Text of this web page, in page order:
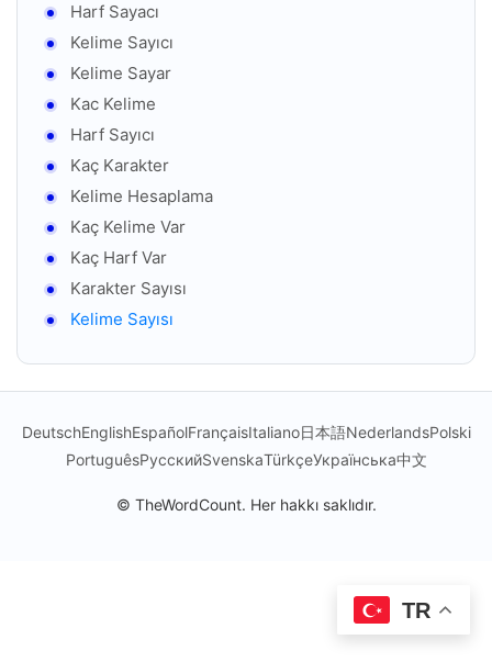
Harf Sayacı
Kelime Sayıcı
Kelime Sayar
Kac Kelime
Harf Sayıcı
Kaç Karakter
Kelime Hesaplama
Kaç Kelime Var
Kaç Harf Var
Karakter Sayısı
Kelime Sayısı
DeutschEnglishEspañolFrançaisItaliano日本語NederlandsPolski
PortuguêsРусскийSvenskaTürkçeУкраїнська中文
© TheWordCount. Her hakkı saklıdır.
TR